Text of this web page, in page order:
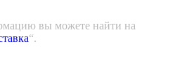
вы можете найти на
“.